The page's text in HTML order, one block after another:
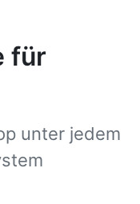
für
unter jedem